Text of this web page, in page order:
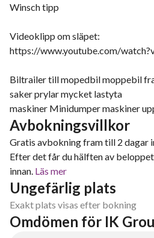
Winsch tipp
Videoklipp om släpet:
https://www.youtube.com/
Biltrailer till mopedbil moppebil
saker prylar mycket lastyta
maskiner Minidumper maskiner
Avbokningsvillkor
Gratis avbokning fram till 2 dagar
Efter det får du hälften av
innan. Läs mer
Ungefärlig plats
Exakt plats visas efter bokning
Omdömen för IK